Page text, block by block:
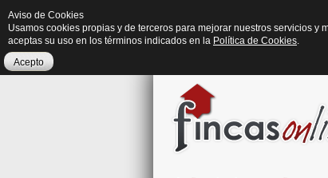
Aviso de Cookies
Usamos cookies propias y de terceros para mejorar nuestros servicios
aceptas su uso en los términos indicados en la Política de Cookies.
Acepto